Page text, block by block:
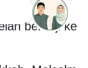
berhaji ke